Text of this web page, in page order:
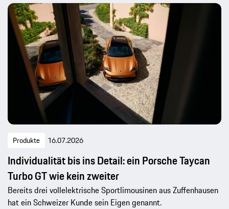
Produkte 16.07.2026
Individualität bis ins Detail: ein Porsche Taycan
Turbo GT wie kein zweiter
Bereits drei vollelektrische Sportlimousinen aus Zuffenhausen
hat ein Schweizer Kunde sein Eigen genannt.